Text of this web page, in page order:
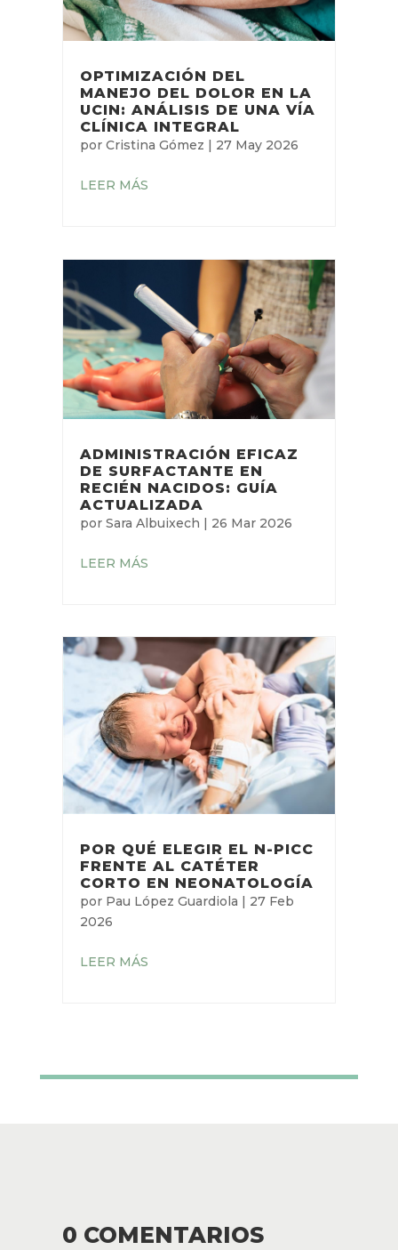
OPTIMIZACIÓN DEL
MANEJO DEL DOLOR EN LA
UCIN: ANÁLISIS DE UNA VÍA
CLÍNICA INTEGRAL
por Cristina Gómez | 27 May 2026
LEER MÁS
ADMINISTRACIÓN EFICAZ
DE SURFACTANTE EN
RECIÉN NACIDOS: GUÍA
ACTUALIZADA
por Sara Albuixech | 26 Mar 2026
LEER MÁS
POR QUÉ ELEGIR EL N-PICC
FRENTE AL CATÉTER
CORTO EN NEONATOLOGÍA
por Pau López Guardiola
27 Feb
2026
LEER MÁS
0 COMENTARIOS